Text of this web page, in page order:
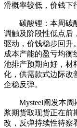
滑概率较低，价钱下
碳酸锂：本周碳酸
调触及阶段性低点后
驱动，价钱稳步回升
成本产能的盈亏均衡
池排产预期向好，材
化，供需款式边际改
企稳反弹。
Mysteel阐发本周
浆期货取现货正在前
改，反弹持续性待察